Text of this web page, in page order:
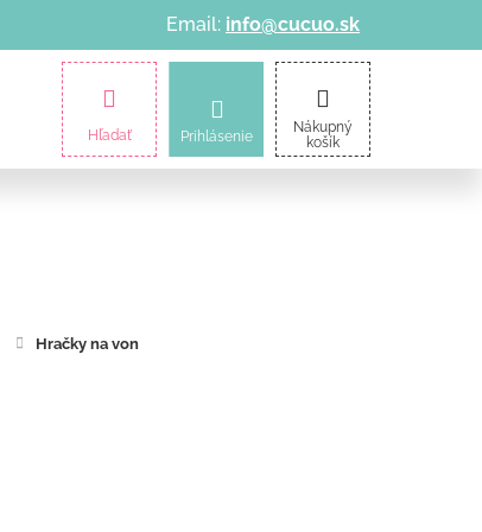
Email: info@cucuo.sk
Kočíky Informácie o nákupe
Hľadať Prihlásenie
Nákupný
košík
Hračky na von